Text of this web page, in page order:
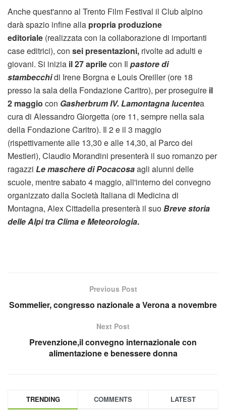
Anche quest'anno al Trento Film Festival il Club alpino
darà spazio infine alla propria produzione
editoriale (realizzata con la collaborazione di importanti
case editrici), con sei presentazioni, rivolte ad adulti e
giovani. Si inizia il 27 aprilecon Il pastore di
stambecchidi Irene Borgna e Louis Oreiller (ore 18
presso la sala della Fondazione Caritro), per proseguire il
2 maggio con Gasherbrum IV. Lamontagna lucentea
cura di Alessandro Giorgetta (ore 11, sempre nella sala
della Fondazione Caritro). Il 2 e il 3 maggio
(rispettivamente alle 13,30 e alle 14,30, al Parco dei
Mestieri), Claudio Morandini presenterà il suo romanzo per
ragazzi Le maschere di Pocacosaagli alunni delle
scuole, mentre sabato 4 maggio, all'interno del convegno
organizzato dalla Società Italiana di Medicina di
Montagna, Alex Cittadella presenterà il suoBreve storia
delle Alpi tra Clima e Meteorologia.
Previous Post
Sommelier, congresso nazionale a Verona a novembre
Next Post
Prevenzione,il convegno internazionale con
alimentazione e benessere donna
TRENDING COMMENTS LATEST